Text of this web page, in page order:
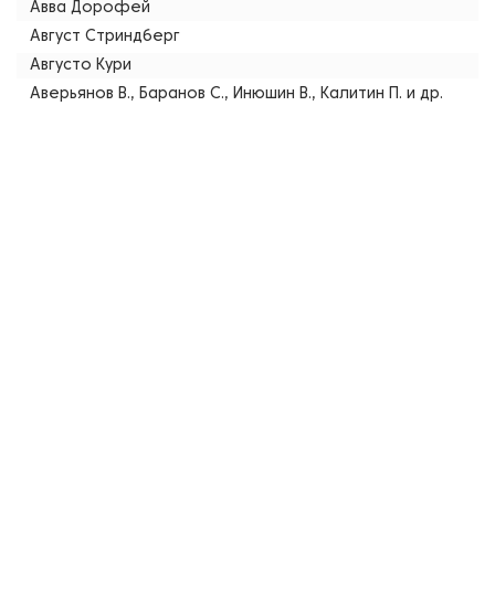
Авва Дорофей
Август Стриндберг
Августо Кури
Аверьянов В., Баранов С., Инюшин В., Калитин П. и др.